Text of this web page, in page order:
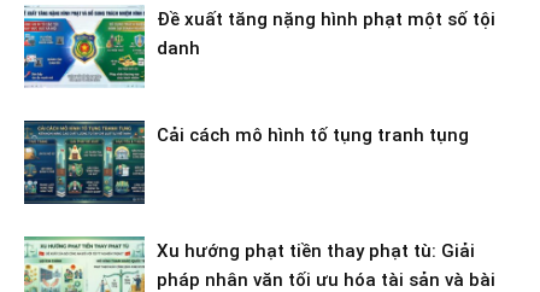
Đề xuất tăng nặng hình phạt một số tội
danh
Cải cách mô hình tố tụng tranh tụng
Xu hướng phạt tiền thay phạt tù: Giải
pháp nhân văn tối ưu hóa tài sản và bài